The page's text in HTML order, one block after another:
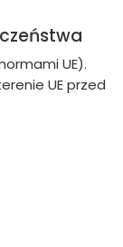
UE).
UE przed